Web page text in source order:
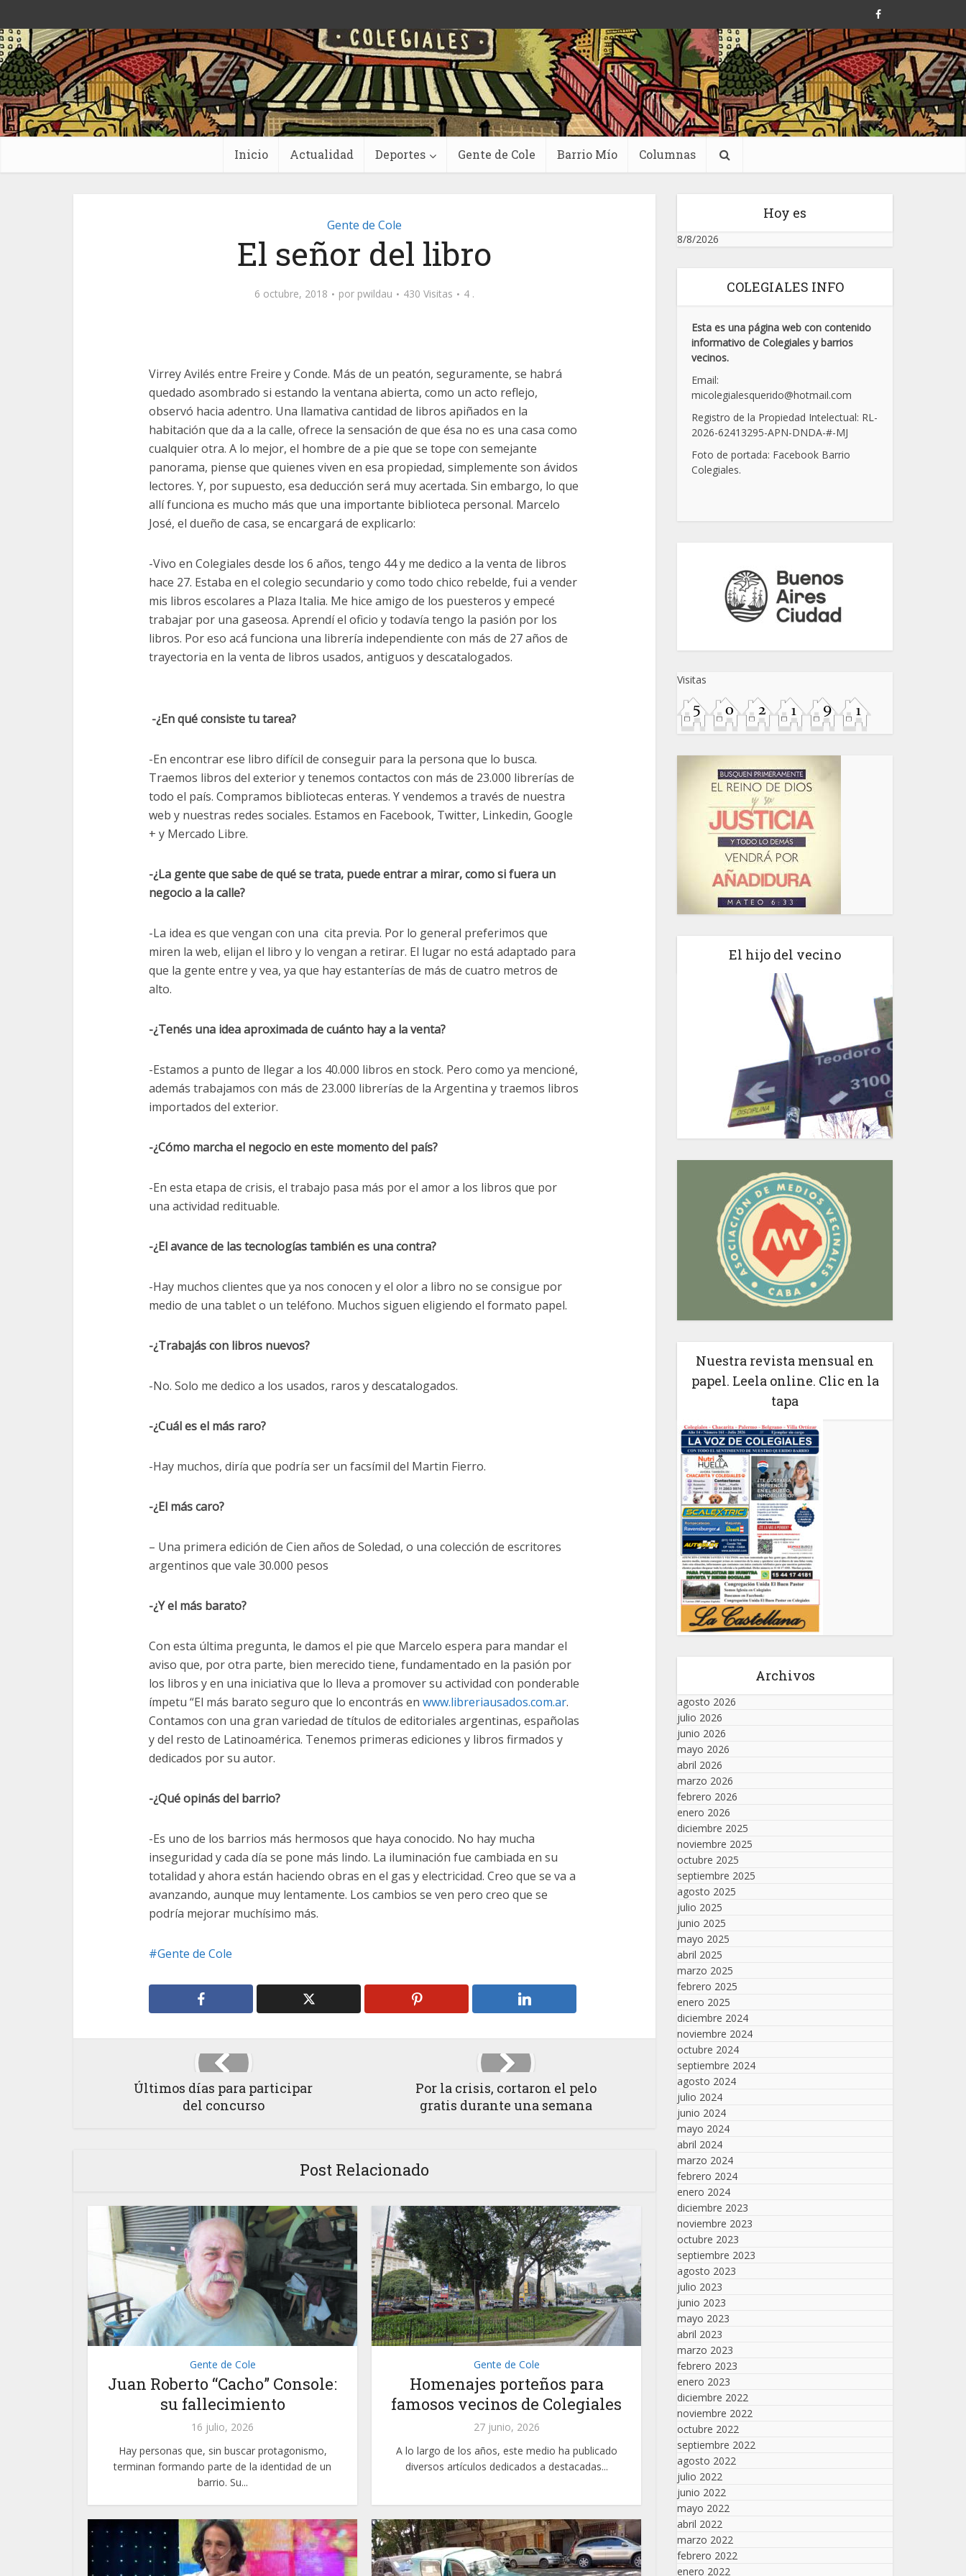
Inicio Actualidad Deportes Gente de Cole Barrio Mío Columnas
Gente de Cole
El señor del libro
6 octubre, 2018 por pwildau 430 Visitas 4 .
Virrey Avilés entre Freire y Conde. Más de un peatón, seguramente, se habrá
quedado asombrado si estando la ventana abierta, como un acto reflejo,
observó hacia adentro. Una llamativa cantidad de libros apiñados en la
habitación que da a la calle, ofrece la sensación de que ésa no es una casa como
cualquier otra. A lo mejor, el hombre de a pie que se tope con semejante
panorama, piense que quienes viven en esa propiedad, simplemente son ávidos
lectores. Y, por supuesto, esa deducción será muy acertada. Sin embargo, lo que
allí funciona es mucho más que una importante biblioteca personal. Marcelo
José, el dueño de casa, se encargará de explicarlo:
-Vivo en Colegiales desde los 6 años, tengo 44 y me dedico a la venta de libros
hace 27. Estaba en el colegio secundario y como todo chico rebelde, fui a vender
mis libros escolares a Plaza Italia. Me hice amigo de los puesteros y empecé
trabajar por una gaseosa. Aprendí el oficio y todavía tengo la pasión por los
libros. Por eso acá funciona una librería independiente con más de 27 años de
trayectoria en la venta de libros usados, antiguos y descatalogados.
-¿En qué consiste tu tarea?
-En encontrar ese libro difícil de conseguir para la persona que lo busca.
Traemos libros del exterior y tenemos contactos con más de 23.000 librerías de
todo el país. Compramos bibliotecas enteras. Y vendemos a través de nuestra
web y nuestras redes sociales. Estamos en Facebook, Twitter, Linkedin, Google
+ y Mercado Libre.
-¿La gente que sabe de qué se trata, puede entrar a mirar, como si fuera un
negocio a la calle?
-La idea es que vengan con una cita previa. Por lo general preferimos que
miren la web, elijan el libro y lo vengan a retirar. El lugar no está adaptado para
que la gente entre y vea, ya que hay estanterías de más de cuatro metros de
alto.
-¿Tenés una idea aproximada de cuánto hay a la venta?
-Estamos a punto de llegar a los 40.000 libros en stock. Pero como ya mencioné,
además trabajamos con más de 23.000 librerías de la Argentina y traemos libros
importados del exterior.
-¿Cómo marcha el negocio en este momento del país?
-En esta etapa de crisis, el trabajo pasa más por el amor a los libros que por
una actividad redituable.
-¿El avance de las tecnologías también es una contra?
-Hay muchos clientes que ya nos conocen y el olor a libro no se consigue por
medio de una tablet o un teléfono. Muchos siguen eligiendo el formato papel.
-¿Trabajás con libros nuevos?
-No. Solo me dedico a los usados, raros y descatalogados.
-¿Cuál es el más raro?
-Hay muchos, diría que podría ser un facsímil del Martin Fierro.
-¿El más caro?
– Una primera edición de Cien años de Soledad, o una colección de escritores
argentinos que vale 30.000 pesos
-¿Y el más barato?
Con esta última pregunta, le damos el pie que Marcelo espera para mandar el
aviso que, por otra parte, bien merecido tiene, fundamentado en la pasión por
los libros y en una iniciativa que lo lleva a promover su actividad con ponderable
ímpetu “El más barato seguro que lo encontrás en www.libreriausados.com.ar.
Contamos con una gran variedad de títulos de editoriales argentinas, españolas
y del resto de Latinoamérica. Tenemos primeras ediciones y libros firmados y
dedicados por su autor.
-¿Qué opinás del barrio?
-Es uno de los barrios más hermosos que haya conocido. No hay mucha
inseguridad y cada día se pone más lindo. La iluminación fue cambiada en su
totalidad y ahora están haciendo obras en el gas y electricidad. Creo que se va a
avanzando, aunque muy lentamente. Los cambios se ven pero creo que se
podría mejorar muchísimo más.
Gente de Cole
Últimos días para participar
del concurso
Por la crisis, cortaron el pelo
gratis durante una semana
Post Relacionado
Gente de Cole
Juan Roberto “Cacho” Console:
su fallecimiento
16 julio, 2026
Hay personas que, sin buscar protagonismo,
terminan formando parte de la identidad de un
barrio. Su...
Gente de Cole
Homenajes porteños para
famosos vecinos de Colegiales
27 junio, 2026
A lo largo de los años, este medio ha publicado
diversos artículos dedicados a destacadas...
Hoy es
8/8/2026
COLEGIALES INFO
Esta es una página web con contenido
informativo de Colegiales y barrios
vecinos.
Email:
micolegialesquerido@hotmail.com
Registro de la Propiedad Intelectual: RL-
2026-62413295-APN-DNDA-#-MJ
Foto de portada: Facebook Barrio
Colegiales.
Visitas
El hijo del vecino
Nuestra revista mensual en
papel. Leela online. Clic en la
tapa
Archivos
agosto 2026
julio 2026
junio 2026
mayo 2026
abril 2026
marzo 2026
febrero 2026
enero 2026
diciembre 2025
noviembre 2025
octubre 2025
septiembre 2025
agosto 2025
julio 2025
junio 2025
mayo 2025
abril 2025
marzo 2025
febrero 2025
enero 2025
diciembre 2024
noviembre 2024
octubre 2024
septiembre 2024
agosto 2024
julio 2024
junio 2024
mayo 2024
abril 2024
marzo 2024
febrero 2024
enero 2024
diciembre 2023
noviembre 2023
octubre 2023
septiembre 2023
agosto 2023
julio 2023
junio 2023
mayo 2023
abril 2023
marzo 2023
febrero 2023
enero 2023
diciembre 2022
noviembre 2022
octubre 2022
septiembre 2022
agosto 2022
julio 2022
junio 2022
mayo 2022
abril 2022
marzo 2022
febrero 2022
enero 2022